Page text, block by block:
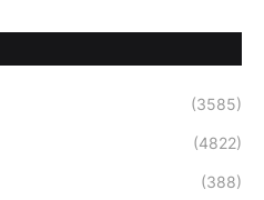
(3585)
(4822)
(388)